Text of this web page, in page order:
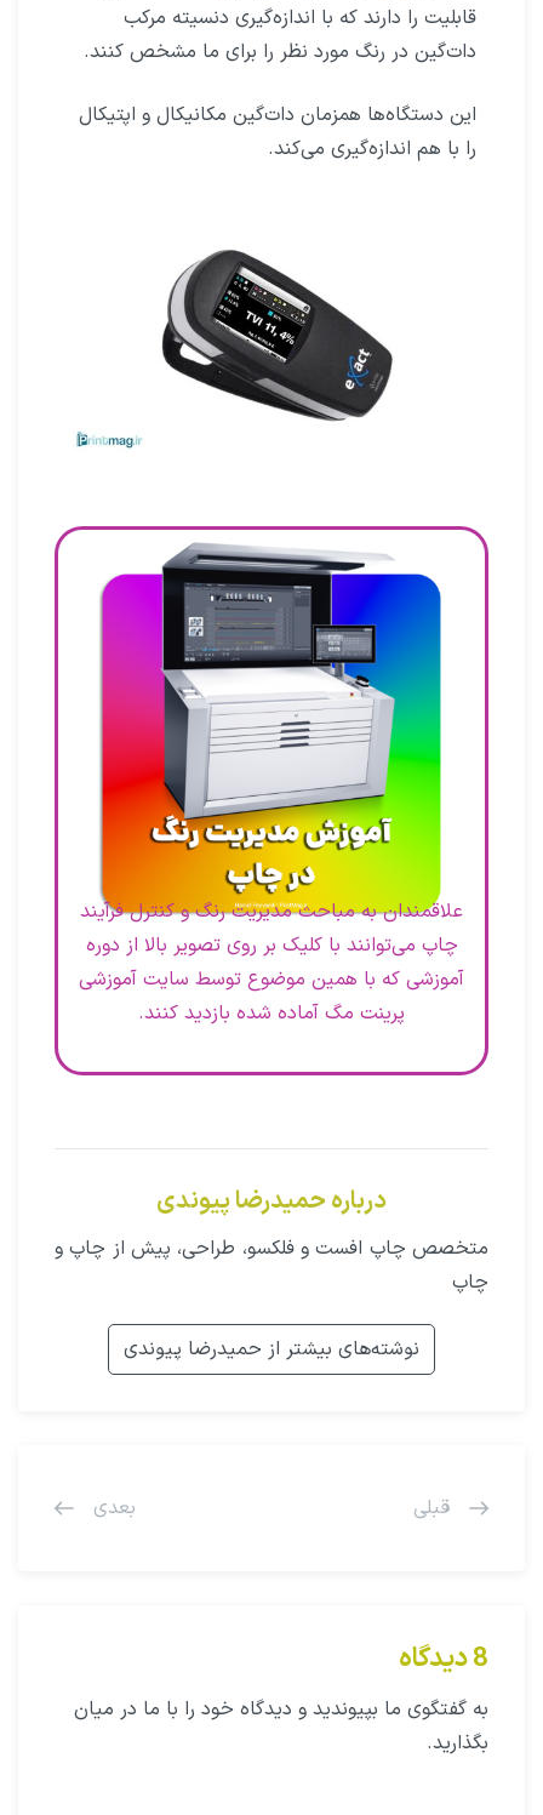
قابلیت را دارند که با اندازه‌گیری دنسیته مرکب
دات‌گین در رنگ مورد نظر را برای ما مشخص کنند.
این دستگاه‌ها همزمان دات‌گین مکانیکال و اپتیکال
را با هم اندازه‌گیری می‌کند.
علاقمندان به مباحث مدیریت رنگ و کنترل فرآیند
چاپ می‌توانند با کلیک بر روی تصویر بالا از دوره
آموزشی که با همین موضوع توسط سایت آموزشی
پرینت مگ آماده شده بازدید کنند.
درباره حمیدرضا پیوندی
متخصص چاپ افست و فلکسو، طراحی، پیش از چاپ و
چاپ
نوشته‌های بیشتر از حمیدرضا پیوندی
قبلی بعدی
8 دیدگاه
به گفتگوی ما بپیوندید و دیدگاه خود را با ما در میان
بگذارید.